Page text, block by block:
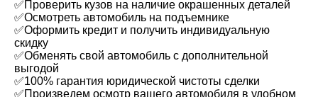
✅Проверить кузов на наличие окрашенных деталей
✅Осмотреть автомобиль на подъемнике
✅Оформить кредит и получить индивидуальную
скидку
✅Обменять свой автомобиль с дополнительной
выгодой
✅100% гарантия юридической чистоты сделки
✅Произведем осмотр вашего автомобиля в удобном